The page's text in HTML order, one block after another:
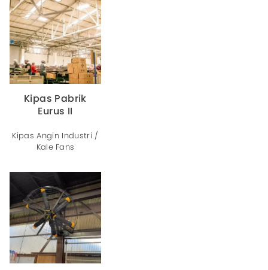
Kipas Pabrik
Eurus II
Kipas Angin Industri /
Kale Fans